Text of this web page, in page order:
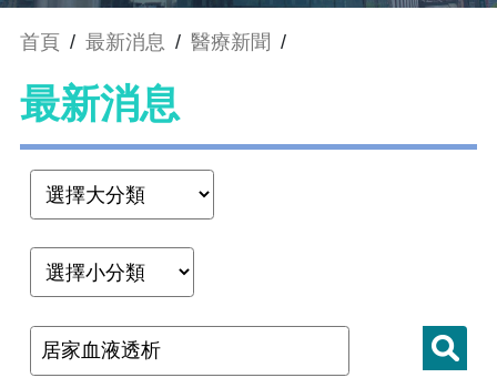
首頁 / 最新消息 / 醫療新聞 /
最新消息